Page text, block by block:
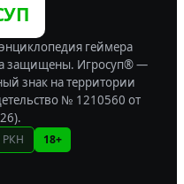
геймера
защищены. Игросуп® —
знак на территории
№ 1210560 от
РКН 18+